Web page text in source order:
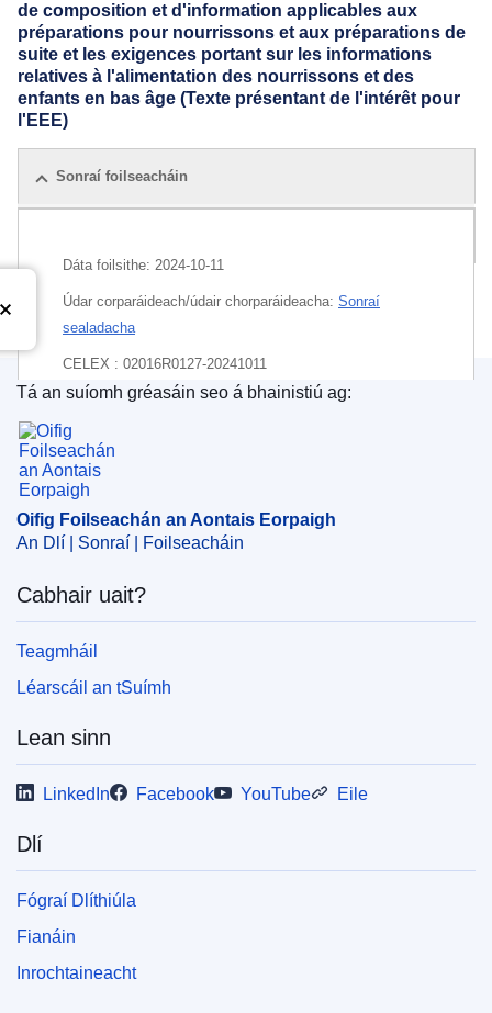
de composition et d'information applicables aux
préparations pour nourrissons et aux préparations de
suite et les exigences portant sur les informations
relatives à l'alimentation des nourrissons et des
enfants en bas âge (Texte présentant de l'intérêt pour
l'EEE)
Sonraí foilseacháin
Dáta foilsithe: 2024-10-11
Údar corparáideach/údair chorparáideacha: Sonraí
sealadacha
CELEX : 02016R0127-20241011
ELI :reg_del/2016/127/2024-10-11
EDITION : ecdd64be-e359-11ed-a05c-01aa75ed71a1
EDITION : fee0ecbe-c076-11ec-b6f4-01aa75ed71a1
EDITION : a57fa710-e3c9-11eb-895a-01aa75ed71a1
EDITION : 97f1f848-95f8-11ef-a130-01aa75ed71a1
EDITION : 829f10eb-6fa7-11f1-ae88-01aa75ed71a1
Oifig Foilseachán an Aontais Eorpaigh
Tá an suíomh gréasáin seo á bhainistiú ag:
Oifig Foilseachán an Aontais Eorpaigh
An Dlí | Sonraí | Foilseacháin
Cabhair uait?
Teagmháil
Léarscáil an tSuímh
Lean sinn
LinkedIn Facebook YouTube Eile
Dlí
Fógraí Dlíthiúla
Fianáin
Inrochtaineacht